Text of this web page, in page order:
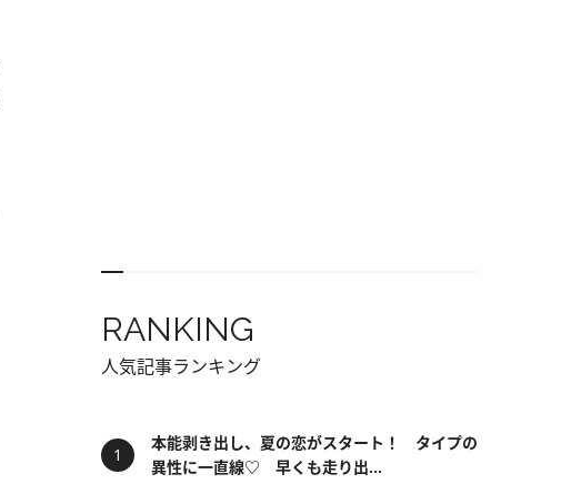
RANKING
人気記事ランキング
本能剥き出し、夏の恋がスタート！ タイプの
異性に一直線♡ 早くも走り出...